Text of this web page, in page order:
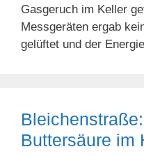
Gasgeruch im Keller
Messgeräten ergab
gelüftet und der
Buttersäure im